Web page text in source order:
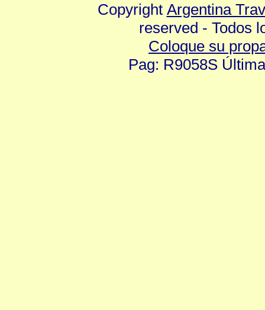
Copyright Argentina
reserved - Todos
Coloque su
Pag: R9058S